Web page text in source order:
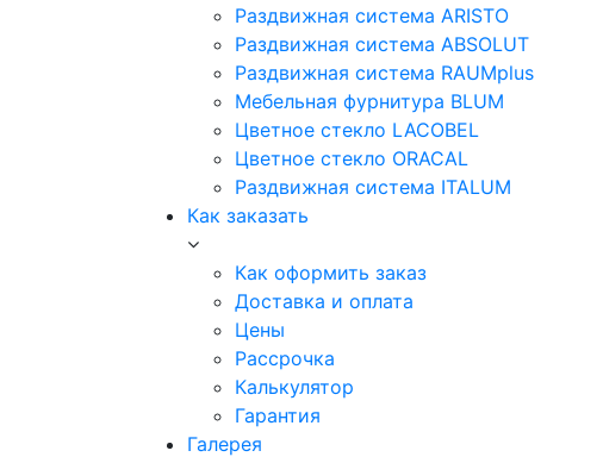
Раздвижная система ARISTO
Раздвижная система ABSOLUT
Раздвижная система RAUMplus
Мебельная фурнитура BLUM
Цветное стекло LACOBEL
Цветное стекло ORACAL
Раздвижная система ITALUM
Как заказать
Как оформить заказ
Доставка и оплата
Цены
Рассрочка
Калькулятор
Гарантия
Галерея